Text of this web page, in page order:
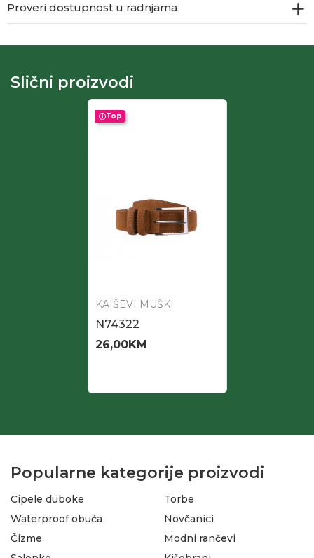
Proveri dostupnost u radnjama
Slični proizvodi
Top
KAIŠEVI MUŠKI
N74322
26,00KM
Popularne kategorije proizvodi
Cipele duboke
Waterproof obuća
Čizme
Torbe
Novčanici
Modni rančevi